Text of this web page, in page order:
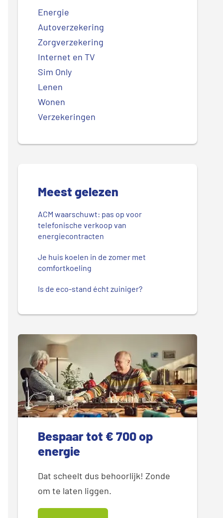
Energie
Autoverzekering
Zorgverzekering
Internet en TV
Sim Only
Lenen
Wonen
Verzekeringen
Meest gelezen
ACM waarschuwt: pas op voor
telefonische verkoop van
energiecontracten
Je huis koelen in de zomer met
comfortkoeling
Is de eco-stand écht zuiniger?
Bespaar tot € 700 op
energie
Dat scheelt dus behoorlijk! Zonde
om te laten liggen.